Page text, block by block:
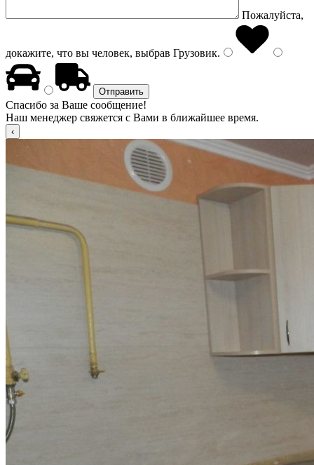
Пожалуйста,
докажите, что вы человек, выбрав Грузовик.
Спасибо за Ваше сообщение!
Наш менеджер свяжется с Вами в ближайшее время.